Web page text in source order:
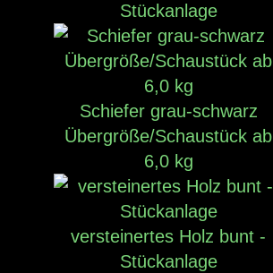
Stückanlage
Schiefer grau-schwarz
Übergröße/Schaustück ab
6,0 kg
versteinertes Holz bunt -
Stückanlage